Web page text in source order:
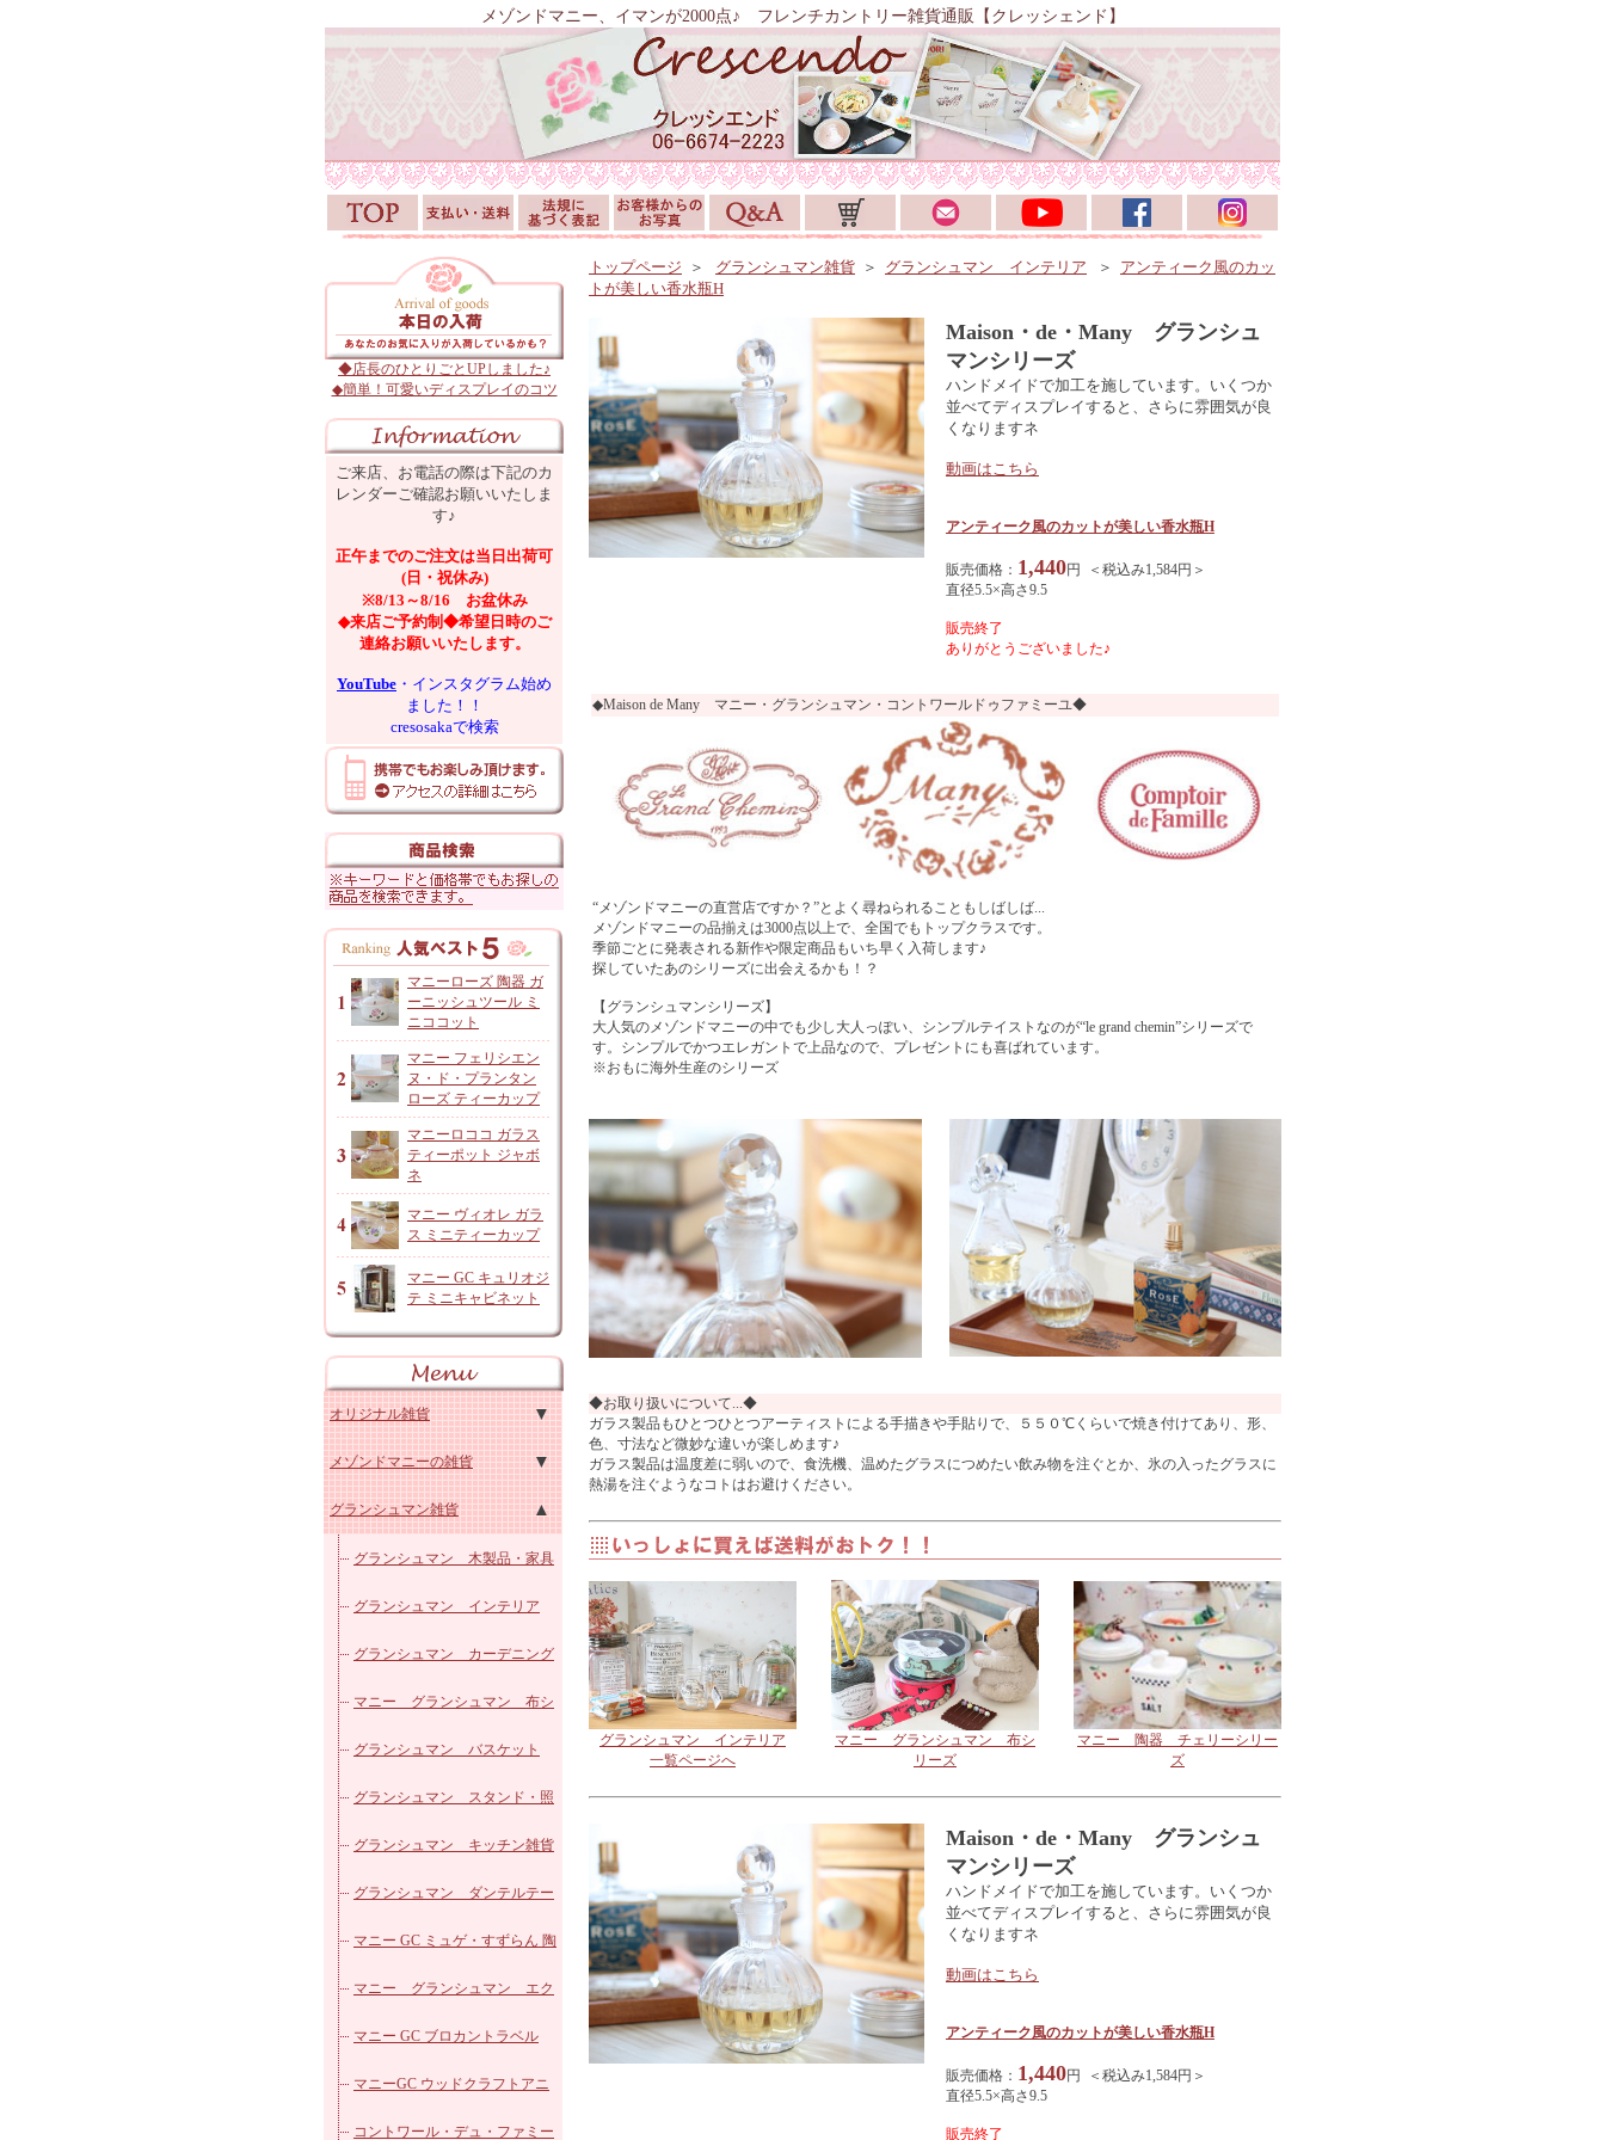
メゾンドマニー、イマンが2000点♪ フレンチカントリー雑貨通販【クレッシェンド】
◆店長のひとりごとUPしました♪
◆簡単！可愛いディスプレイのコツ
ご来店、お電話の際は下記のカ
レンダーご確認お願いいたしま
す♪
正午までのご注文は当日出荷可
(日・祝休み)
※8/13～8/16 お盆休み
◆来店ご予約制◆希望日時のご
連絡お願いいたします。
YouTube ・インスタグラム始め
ました！！
cresosakaで検索
マニーローズ 陶器 ガ
ーニッシュツール ミ
ニココット
マニー フェリシエン
ヌ・ド・プランタン
ローズ ティーカップ
マニーロココ ガラス
ティーポット ジャボ
ネ
マニー ヴィオレ ガラ
ス ミニティーカップ
マニー GC キュリオジ
テ ミニキャビネット
オリジナル雑貨
アンジャルダンロゼ
オリジナルコットン雑貨
レースドイリーなど
パッチワークシリーズ
カフェカーテン
ヴィクトリアシリーズ
ローズ柄カットクロス
メゾンドマニーの雑貨
マニー ローズ 陶器キッチン
マニー ローズ 陶器その他
マニー ローズ ホーロー
マニー ローズ ガラス他
マニー エトフモチーフ ロー
ズ
マニー レールデュロココ陶器
マニー レールデュロココホー
ロー
マニー レールデュロココ ガ
ラス
マニー ステンシルローズ 陶
器
マニー ブルーローズ シリーズ
マニー ノンブルシリーズ
マニー プチメゾン陶器
マニー バンドゥメール
マニー プティ タンジュ
グランシュマン雑貨
グランシュマン 木製品・家具
グランシュマン インテリア
グランシュマン カーデニング
雑貨
マニー グランシュマン 布シ
リーズ
グランシュマン バスケット
グランシュマン スタンド・照
明器具
グランシュマン キッチン雑貨
グランシュマン ダンテルテー
ブルウェア
マニー GC ミュゲ・すずらん 陶
器
マニー グランシュマン エク
リュ
マニー GC ブロカントラベル
マニーGC ウッドクラフトアニ
マル
コントワール・デュ・ファミー
トップページ ＞ グランシュマン雑貨 ＞ グランシュマン インテリア ＞ アンティーク風のカッ
トが美しい香水瓶H
Maison・de・Many グランシュ
マンシリーズ
ハンドメイドで加工を施しています。いくつか
並べてディスプレイすると、さらに雰囲気が良
くなりますネ
動画はこちら
アンティーク風のカットが美しい香水瓶H
販売価格： 1,440円 ＜税込み1,584円＞
直径5.5×高さ9.5
販売終了
ありがとうございました♪
◆Maison de Many マニー・グランシュマン・コントワールドゥファミーユ◆
“メゾンドマニーの直営店ですか？”とよく尋ねられることもしばしば...
メゾンドマニーの品揃えは3000点以上で、全国でもトップクラスです。
季節ごとに発表される新作や限定商品もいち早く入荷します♪
探していたあのシリーズに出会えるかも！？
【グランシュマンシリーズ】
大人気のメゾンドマニーの中でも少し大人っぽい、シンプルテイストなのが“le grand chemin”シリーズで
す。シンプルでかつエレガントで上品なので、プレゼントにも喜ばれています。
※おもに海外生産のシリーズ
◆お取り扱いについて...◆
ガラス製品もひとつひとつアーティストによる手描きや手貼りで、５５０℃くらいで焼き付けてあり、形、
色、寸法など微妙な違いが楽しめます♪
ガラス製品は温度差に弱いので、食洗機、温めたグラスにつめたい飲み物を注ぐとか、氷の入ったグラスに
熱湯を注ぐようなコトはお避けください。
グランシュマン インテリア
一覧ページへ
マニー グランシュマン 布シ
リーズ
マニー 陶器 チェリーシリー
ズ
Maison・de・Many グランシュ
マンシリーズ
ハンドメイドで加工を施しています。いくつか
並べてディスプレイすると、さらに雰囲気が良
くなりますネ
動画はこちら
アンティーク風のカットが美しい香水瓶H
販売価格： 1,440円 ＜税込み1,584円＞
直径5.5×高さ9.5
販売終了